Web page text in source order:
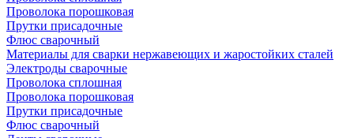
Проволока порошковая
Прутки присадочные
Флюс сварочный
Материалы для сварки нержавеющих и жаростойких сталей
Электроды сварочные
Проволока сплошная
Проволока порошковая
Прутки присадочные
Флюс сварочный